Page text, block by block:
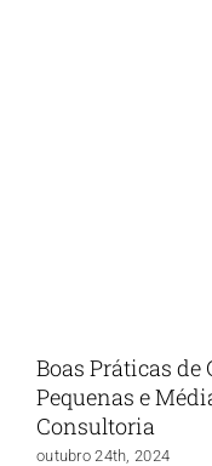
Boas Práticas de
Pequenas e
Consultoria
outubro 24th, 2024